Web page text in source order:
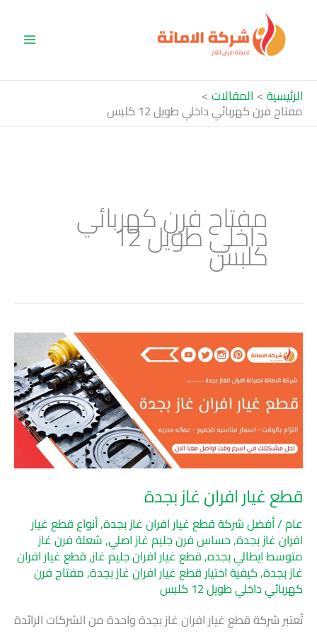
المحتوى
الرئيسية المقالات
مفتاح فرن كهربائي داخلي طويل 12 كلبس
مفتاح فرن كهربائي
داخلي طويل 12 كلبس
قطع غيار افران غاز بجدة
عام/أفضل شركة قطع غيار افران غاز بجدة,أنواع قطع غيار
افران غاز بجدة,حساس فرن جليم غاز اصلي,شعلة فرن غاز
متوسط ايطالي بجده,قطع غيار افران جليم غاز,قطع غيار افران
غاز بجدة,كيفية اختيار قطع غيار افران غاز بجدة,مفتاح فرن
كهربائي داخلي طويل 12 كلبس
تُعتبر شركة قطع غيار افران غاز بجدة واحدة من الشركات الرائدة
غيار
افران
غاز